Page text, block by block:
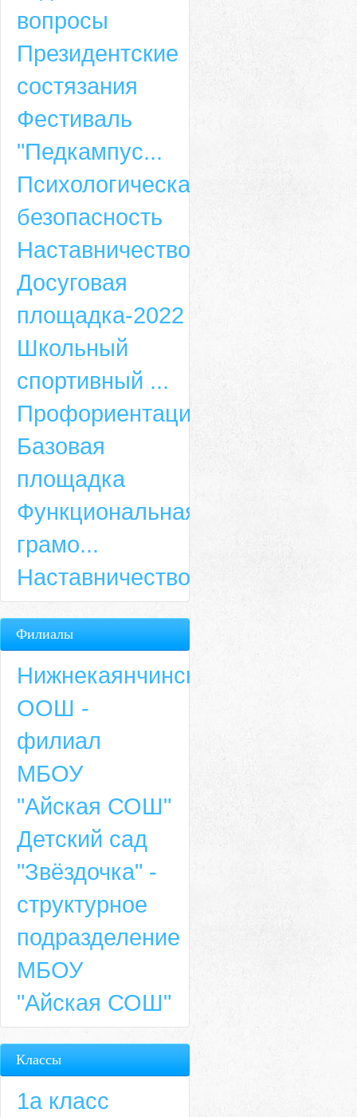
вопросы
Президентские
состязания
Фестиваль
"Педкампус...
Психологическая
безопасность
Наставничество
Досуговая
площадка-2022
Школьный
спортивный ...
Профориентация
Базовая
площадка
Функциональная
грамо...
Наставничество
Филиалы
Нижнекаянчинская
ООШ -
филиал
МБОУ
"Айская СОШ"
Детский сад
"Звёздочка" -
структурное
подразделение
МБОУ
"Айская СОШ"
Классы
1а класс